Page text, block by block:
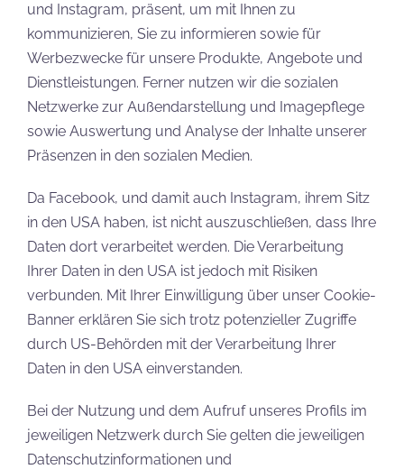
und Instagram, präsent, um mit Ihnen zu
kommunizieren, Sie zu informieren sowie für
Werbezwecke für unsere Produkte, Angebote und
Dienstleistungen. Ferner nutzen wir die sozialen
Netzwerke zur Außendarstellung und Imagepflege
sowie Auswertung und Analyse der Inhalte unserer
Präsenzen in den sozialen Medien.
Da Facebook, und damit auch Instagram, ihrem Sitz
in den USA haben, ist nicht auszuschließen, dass Ihre
Daten dort verarbeitet werden. Die Verarbeitung
Ihrer Daten in den USA ist jedoch mit Risiken
verbunden. Mit Ihrer Einwilligung über unser Cookie-
Banner erklären Sie sich trotz potenzieller Zugriffe
durch US-Behörden mit der Verarbeitung Ihrer
Daten in den USA einverstanden.
Bei der Nutzung und dem Aufruf unseres Profils im
jeweiligen Netzwerk durch Sie gelten die jeweiligen
Datenschutzinformationen und